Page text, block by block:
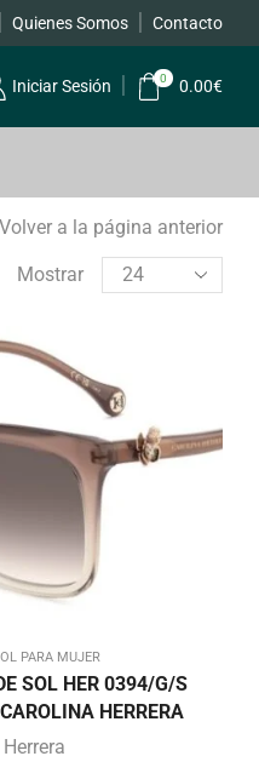
Envíos GRATIS a
Quienes Somos Contacto
Iniciar Sesión 0 0.00€
Volver a la página anterior
Mostrar
PARA MUJER
SOL HER 0394/G/S
HERRERA